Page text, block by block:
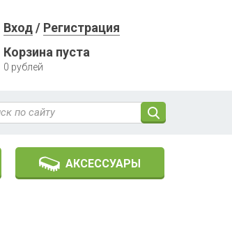
Вход / Регистрация
Корзина пуста
0 рублей
АКСЕССУАРЫ